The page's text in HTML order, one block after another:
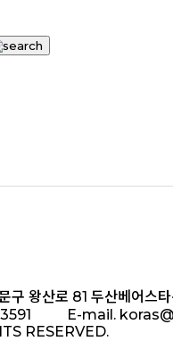
구 왕산로 81 두산베어스
E-mail.
RESERVED.